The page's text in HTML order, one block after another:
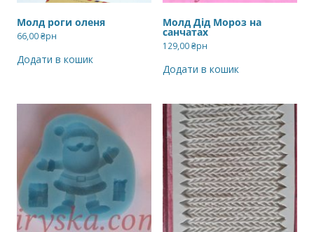
Молд роги оленя
66,00₴рн
Додати в кошик
Молд Дід Мороз на
санчатах
129,00₴рн
Додати в кошик